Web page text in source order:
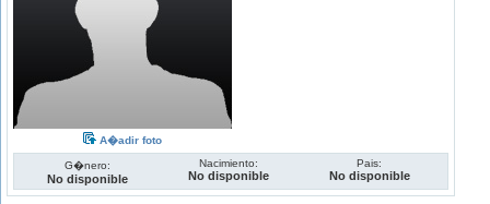
A�adir foto
G�nero:
No disponible
Nacimiento:
No disponible
Pais:
No disponible